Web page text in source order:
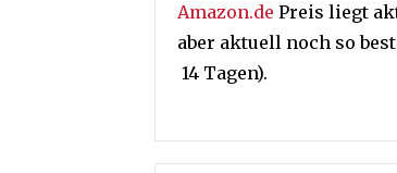
Amazon.de Preis liegt
aber aktuell noch so
14 Tagen).